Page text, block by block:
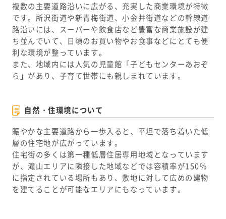
複数の主要道路沿いに広がる、充実した商業環境が特徴
です。所沢街道や新青梅街道、小金井街道などの幹線道
路沿いには、スーパーや飲食店など豊富な商業施設が建
ち並んでいて、日頃のお買い物やお食事などにとても便
利な環境が整っています。
また、地域内には人気の児童館「子どもセンターあおぞ
ら」があり、子育て世帯にも親しまれています。
自然・住環境について
賑やかな主要道路から一歩入ると、平坦で落ち着いた低
層の住宅地が広がっています。
住宅街の多くは第一種低層住居専用地域となっています
が、滝山エリアに隣接した地域などでは容積率が150%
に指定されている場所もあり、敷地に対して広めの建物
を建てることが可能なエリアにもなっています。